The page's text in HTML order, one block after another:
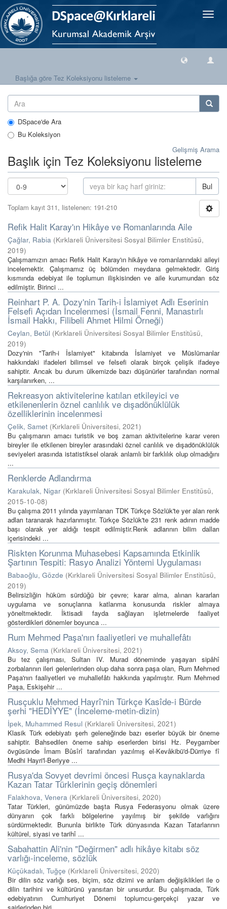
Geçiş
Başlığa göre Tez Koleksiyonu listeleme
DSpace'de Ara
Bu Koleksiyon
Gelişmiş Arama
Başlık için Tez Koleksiyonu listeleme
Bul
Toplam kayıt 311, listelenen: 191-210
Refik Halit Karay'ın Hikâye ve Romanlarında Aile
Çağlar, Rabia (Kırklareli Üniversitesi Sosyal Bilimler Enstitüsü,
2019)
Çalışmamızın amacı Refik Halit Karay'ın hikâye ve romanlarındaki aileyi
incelemektir. Çalışmamız üç bölümden meydana gelmektedir. Giriş
kısmında edebiyat ile toplumun ilişkisinden ve aile kurumundan söz
edilmiştir. Birinci ...
Reinhart P. A. Dozy'nin Tarih-i İslamiyet Adlı Eserinin
Felsefi Açıdan İncelenmesi (İsmail Fenni, Manastırlı
İsmail Hakkı, Filibeli Ahmet Hilmi Örneği)
Ceylan, Betül (Kırklareli Üniversitesi Sosyal Bilimler Enstitüsü,
2019)
Dozy'nin "Tarih-i İslamiyet" kitabında İslamiyet ve Müslümanlar
hakkındaki ifadeleri bilimsel ve felsefi olarak birçok çelişik ifadeye
sahiptir. Ancak bu durum ülkemizde bazı düşünürler tarafından normal
karşılanırken, ...
Rekreasyon aktivitelerine katılan etkileyici ve
etkilenenlerin öznel canlılık ve dışadönüklülük
özelliklerinin incelenmesi
Çelik, Samet (Kırklareli Üniversitesi, 2021)
Bu çalışmanın amacı turistik ve boş zaman aktivitelerine karar veren
bireyler ile etkilenen bireyler arasındaki öznel canlılık ve dışadönüklülük
seviyeleri arasında istatistiksel olarak anlamlı bir farklılık olup olmadığını
...
Renklerde Adlandırma
Karakulak, Nigar (Kırklareli Üniversitesi Sosyal Bilimler Enstitüsü,
2015-10-08)
Bu çalışma 2011 yılında yayımlanan TDK Türkçe Sözlük'te yer alan renk
adları taranarak hazırlanmıştır. Türkçe Sözlük'te 231 renk adının madde
başı olarak yer aldığı tespit edilmiştir.Renk adlarının bilim dalları
içerisindeki ...
Riskten Korunma Muhasebesi Kapsamında Etkinlik
Şartının Tespiti: Rasyo Analizi Yöntemi Uygulaması
Babaoğlu, Gözde (Kırklareli Üniversitesi Sosyal Bilimler Enstitüsü,
2019)
Belirsizliğin hüküm sürdüğü bir çevre; karar alma, alınan kararları
uygulama ve sonuçlarına katlanma konusunda riskler almaya
yöneltmektedir. İktisadi fayda sağlayan işletmelerde faaliyet
gösterdikleri dönemler boyunca ...
Rum Mehmed Paşa'nın faaliyetleri ve muhallefâtı
Aksoy, Sema (Kırklareli Üniversitesi, 2021)
Bu tez çalışması, Sultan IV. Murad döneminde yaşayan sipâhî
zorbalarının ileri gelenlerinden olup daha sonra paşa olan, Rum Mehmed
Paşa'nın faaliyetleri ve muhallefâtı hakkında yapılmıştır. Rum Mehmed
Paşa, Eskişehir ...
Rusçuklu Mehmed Hayrî'nin Türkçe Kasîde-i Bürde
şerhi "HEDİYYE" (İnceleme-metin-dizin)
İpek, Muhammed Resul (Kırklareli Üniversitesi, 2021)
Klasik Türk edebiyatı şerh geleneğinde bazı eserler büyük bir öneme
sahiptir. Bahsedilen öneme sahip eserlerden birisi Hz. Peygamber
övgüsünde İmam Bûsîrî tarafından yazılmış el-Kevâkibü'd-Dürriye fî
Medhi Hayri'l-Beriyye ...
Rusya'da Sovyet devrimi öncesi Rusça kaynaklarda
Kazan Tatar Türklerinin geçiş dönemleri
Falakhova, Venera (Kırklareli Üniversitesi, 2020)
Tatar Türkleri, günümüzde başta Rusya Federasyonu olmak üzere
dünyanın çok farklı bölgelerine yayılmış bir şekilde varlığını
sürdürmektedir. Bununla birlikte Türk dünyasında Kazan Tatarlarının
kültürel, siyasi ve tarihî ...
Sabahattin Ali'nin "Değirmen" adlı hikâye kitabı söz
varlığı-inceleme, sözlük
Küçükadalı, Tuğçe (Kırklareli Üniversitesi, 2020)
Bir dilin söz varlığı ses, biçim, söz dizimi ve anlam değişiklikleri ile o
dilin tarihini ve kültürünü yansıtan bir unsurdur. Bu çalışmada, Türk
edebiyatının Cumhuriyet Dönemi toplumcu-gerçekçi yazar ve